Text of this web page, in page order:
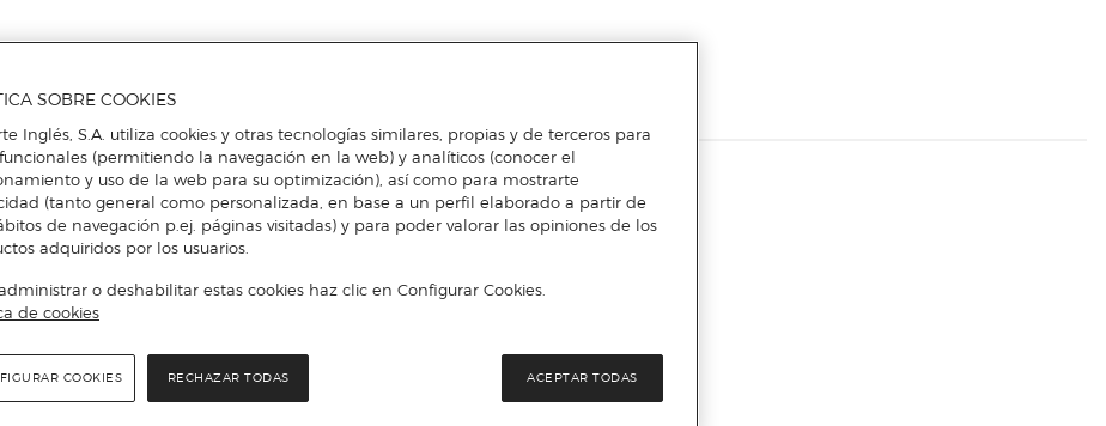
No te pierdas nada
Accede a promociones exclusivas, descuentos y novedades
SOBRE COOKIES
Inglés, S.A. utiliza cookies y otras tecnologías similares, propias y de terceros para
(permitiendo la navegación en la web) y analíticos (conocer el
y uso de la web para su optimización), así como para mostrarte
(tanto general como personalizada, en base a un perfil elaborado a partir de
de navegación p.ej. páginas visitadas) y para poder valorar las opiniones de los
adquiridos por los usuarios.
o deshabilitar estas cookies haz clic en Configurar Cookies.
de cookies
RECHAZAR TODAS ACEPTAR TODAS
COOKIES